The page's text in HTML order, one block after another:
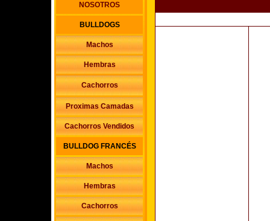
NOSOTROS
BULLDOGS
Machos
Hembras
Cachorros
Proximas Camadas
Cachorros Vendidos
BULLDOG FRANCÉS
Machos
Hembras
Cachorros